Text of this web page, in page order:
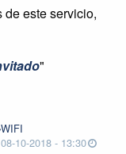
de este servicio,
"
WIFI
08-10-2018 - 13:30